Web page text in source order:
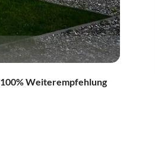
100% Weiterempfehlung